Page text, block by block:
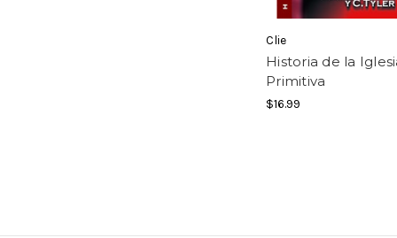
Clie
Historia de la
Primitiva
$16.99